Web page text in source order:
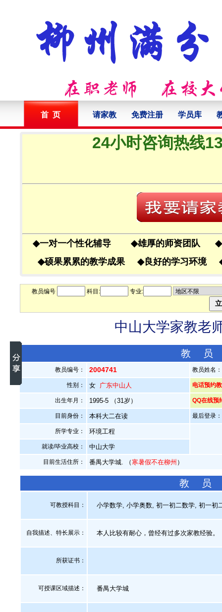
首 页 请家教 免费注册 学员库
24小时咨询热线
◆一对一个性化辅导 ◆雄厚的师资团队 ◆
◆硕果累累的教学成果 ◆良好的学习环境
教员编号 科目: 专业:
中山大学家教老
教
教员编号： 2004741 教员姓名
性别： 女 广东中山人 电话预约
出生年月： 1995-5 （31岁） QQ在线预
目前身份： 本科大二在读 最后登录
所学专业： 环境工程
就读/毕业高校： 中山大学
目前生活住所： 番禺大学城. （寒暑假不在柳州 ）
教 员
可教授科目： 小学数学, 小学奥数, 初一初二数学, 初一初
自我描述、特长展示 ： 本人比较有耐心，曾经有过多次家教经验。
所获证书 ：
可授课区域描述： 番禺大学城